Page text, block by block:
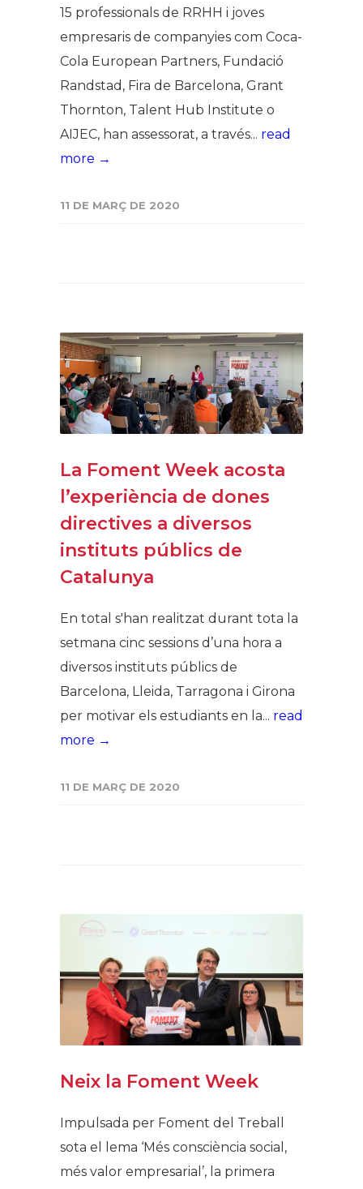
15 professionals de RRHH i joves
empresaris de companyies com Coca-
Cola European Partners, Fundació
Randstad, Fira de Barcelona, Grant
Thornton, Talent Hub Institute o
AIJEC, han assessorat, a través... read
more →
11 DE MARÇ DE 2020
La Foment Week acosta
l’experiència de dones
directives a diversos
instituts públics de
Catalunya
En total s'han realitzat durant tota la
setmana cinc sessions d’una hora a
diversos instituts públics de
Barcelona, Lleida, Tarragona i Girona
per motivar els estudiants en la... read
more →
11 DE MARÇ DE 2020
Neix la Foment Week
Impulsada per Foment del Treball
sota el lema ‘Més consciència social,
més valor empresarial’, la primera